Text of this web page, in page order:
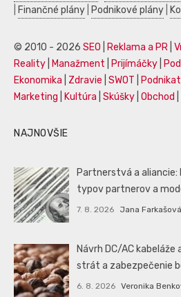
Finančné plány Podnikové plány
© 2010 - 2026 SEO Reklama a PR
Reality
Manažment Prijímáčky
Ekonomika
Zdravie SWOT
Marketing
Kultúra Skúšky Obchod
NAJNOVŠIE
Partnerstvá a
typov partnerov a
7. 8. 2026 Jana Farkašová
Návrh DC/AC
strát a zabezpečenie
6. 8. 2026 Veronika